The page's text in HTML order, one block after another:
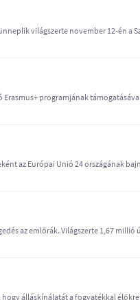
világszerte november 12-én a
Erasmus+ programjának
az Európai Unió 24 országának
az emlőrák. Világszerte 1,67
álláskínálatát a fogyatékkal